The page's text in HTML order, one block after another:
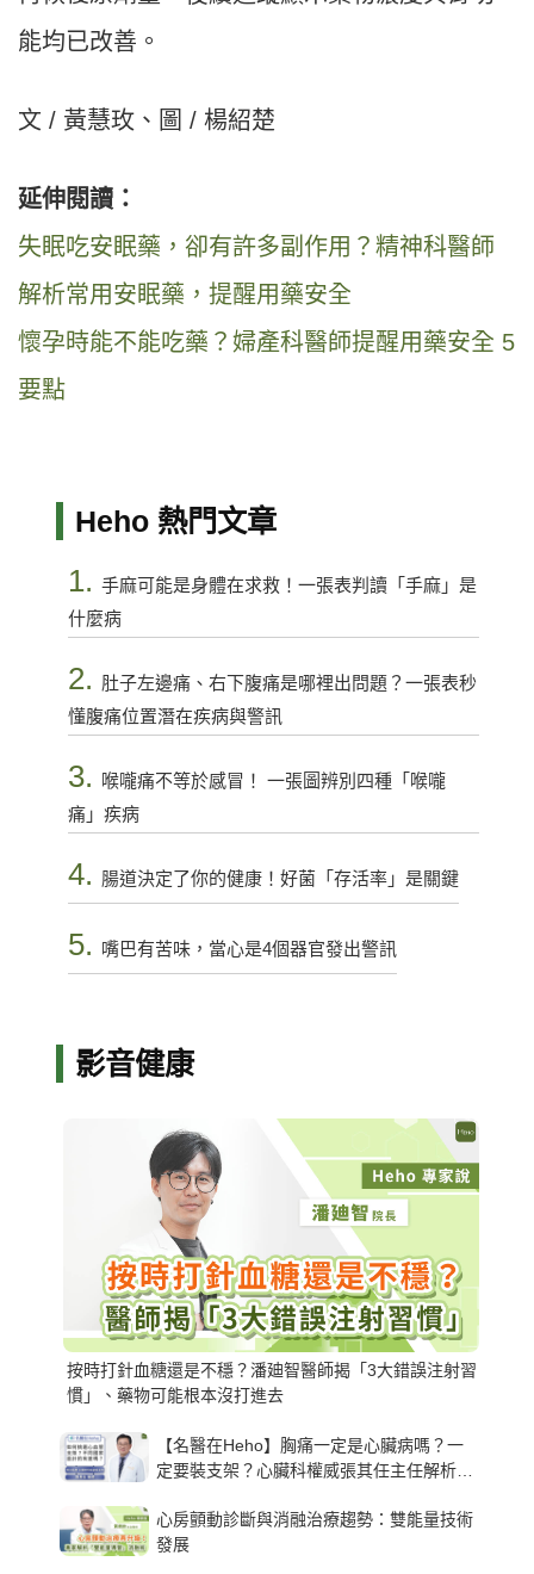
能均已改善。
文 / 黃慧玫、圖 / 楊紹楚
延伸閱讀：
失眠吃安眠藥，卻有許多副作用？精神科醫師
解析常用安眠藥，提醒用藥安全
懷孕時能不能吃藥？婦產科醫師提醒用藥安全 5
要點
Heho 熱門文章
1. 手麻可能是身體在求救！一張表判讀「手麻」是
什麼病
2. 肚子左邊痛、右下腹痛是哪裡出問題？一張表秒
懂腹痛位置潛在疾病與警訊
3.
喉嚨痛不等於感冒！ 一張圖辨別四種「喉嚨
痛」疾病
4. 腸道決定了你的健康！好菌「存活率」是關鍵
5. 嘴巴有苦味，當心是4個器官發出警訊
影音健康
按時打針血糖還是不穩？潘廸智醫師揭「3大錯誤注射習
慣」、藥物可能根本沒打進去
【名醫在Heho】胸痛一定是心臟病嗎？一
定要裝支架？心臟科權威張其任主任解析支
心房顫動診斷與消融治療趨勢：雙能量技術
發展